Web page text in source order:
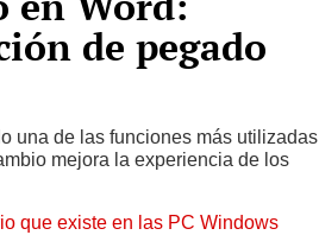
de pegado
una de las funciones más utilizadas
mejora la experiencia de los
que existe en las PC Windows